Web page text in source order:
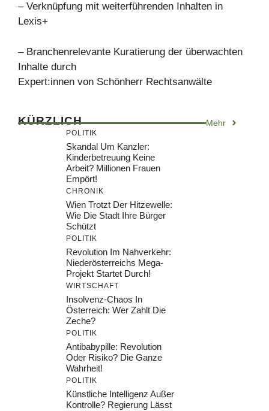
– Verknüpfung mit weiterführenden Inhalten in
Lexis+
– Branchenrelevante Kuratierung der überwachten
Inhalte durch
Expert:innen von Schönherr Rechtsanwälte
KÜRZLICH Mehr
POLITIK
Skandal Um Kanzler:
Kinderbetreuung Keine
Arbeit? Millionen Frauen
Empört!
CHRONIK
Wien Trotzt Der Hitzewelle:
Wie Die Stadt Ihre Bürger
Schützt
POLITIK
Revolution Im Nahverkehr:
Niederösterreichs Mega-
Projekt Startet Durch!
WIRTSCHAFT
Insolvenz-Chaos In
Österreich: Wer Zahlt Die
Zeche?
POLITIK
Antibabypille: Revolution
Oder Risiko? Die Ganze
Wahrheit!
POLITIK
Künstliche Intelligenz Außer
Kontrolle? Regierung Lässt